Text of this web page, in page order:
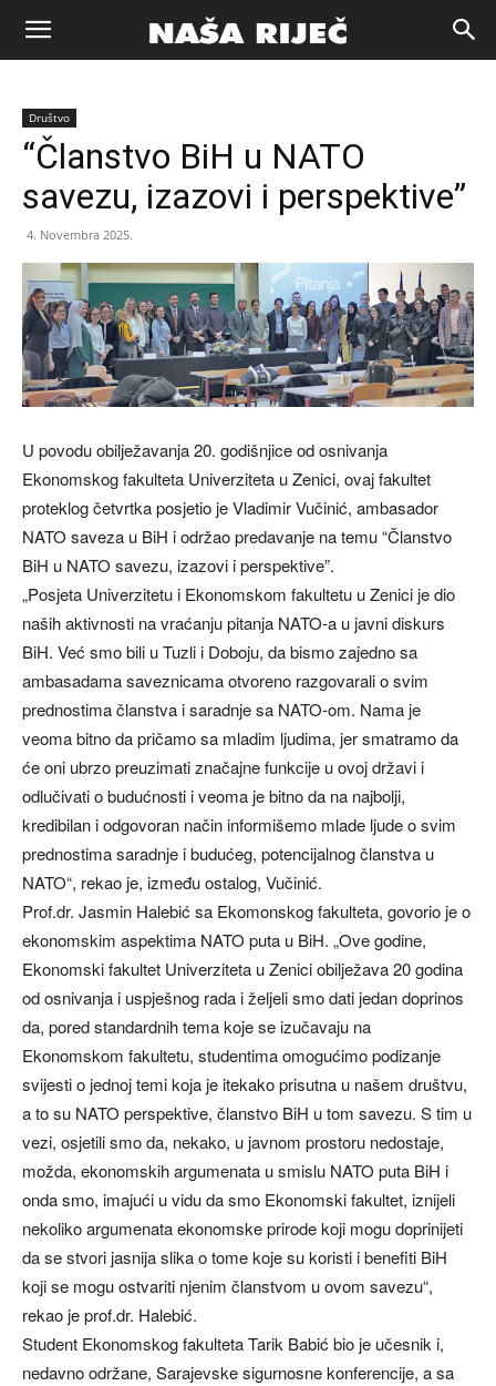
Naša
riječ
Društvo
“Članstvo BiH u NATO
savezu, izazovi i perspektive”
4. Novembra 2025.
U povodu obilježavanja 20. godišnjice od osnivanja
Ekonomskog fakulteta Univerziteta u Zenici, ovaj fakultet
proteklog četvrtka posjetio je Vladimir Vučinić, ambasador
NATO saveza u BiH i održao predavanje na temu “Članstvo
BiH u NATO savezu, izazovi i perspektive”.
„Posjeta Univerzitetu i Ekonomskom fakultetu u Zenici je dio
naših aktivnosti na vraćanju pitanja NATO-a u javni diskurs
BiH. Već smo bili u Tuzli i Doboju, da bismo zajedno sa
ambasadama saveznicama otvoreno razgovarali o svim
prednostima članstva i saradnje sa NATO-om. Nama je
veoma bitno da pričamo sa mladim ljudima, jer smatramo da
će oni ubrzo preuzimati značajne funkcije u ovoj državi i
odlučivati o budućnosti i veoma je bitno da na najbolji,
kredibilan i odgovoran način informišemo mlade ljude o svim
prednostima saradnje i budućeg, potencijalnog članstva u
NATO“, rekao je, između ostalog, Vučinić.
Prof.dr. Jasmin Halebić sa Ekomonskog fakulteta, govorio je o
ekonomskim aspektima NATO puta u BiH. „Ove godine,
Ekonomski fakultet Univerziteta u Zenici obilježava 20 godina
od osnivanja i uspješnog rada i željeli smo dati jedan doprinos
da, pored standardnih tema koje se izučavaju na
Ekonomskom fakultetu, studentima omogućimo podizanje
svijesti o jednoj temi koja je itekako prisutna u našem društvu,
a to su NATO perspektive, članstvo BiH u tom savezu. S tim u
vezi, osjetili smo da, nekako, u javnom prostoru nedostaje,
možda, ekonomskih argumenata u smislu NATO puta BiH i
onda smo, imajući u vidu da smo Ekonomski fakultet, iznijeli
nekoliko argumenata ekonomske prirode koji mogu doprinijeti
da se stvori jasnija slika o tome koje su koristi i benefiti BiH
koji se mogu ostvariti njenim članstvom u ovom savezu“,
rekao je prof.dr. Halebić.
Student Ekonomskog fakulteta Tarik Babić bio je učesnik i,
nedavno održane, Sarajevske sigurnosne konferencije, a sa